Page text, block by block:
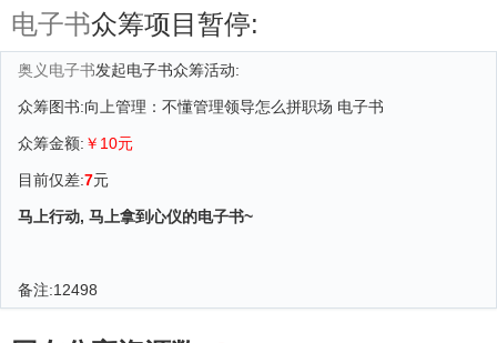
电子书众筹项目暂停:
奥义电子书发起电子书众筹活动:
众筹图书:向上管理：不懂管理领导怎么拼职场 电子书
众筹金额: ￥10元
目前仅差:7元
马上行动, 马上拿到心仪的电子书~
备注:12498